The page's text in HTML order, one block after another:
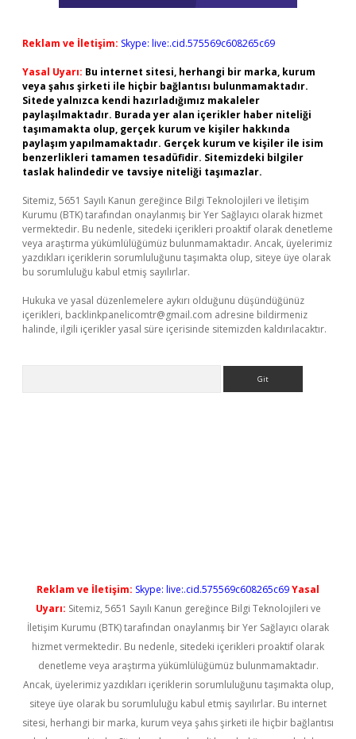
Reklam ve İletişim: Skype: live:.cid.575569c608265c69
Yasal Uyarı: Bu internet sitesi, herhangi bir marka, kurum
veya şahıs şirketi ile hiçbir bağlantısı bulunmamaktadır.
Sitede yalnızca kendi hazırladığımız makaleler
paylaşılmaktadır. Burada yer alan içerikler haber niteliği
taşımamakta olup, gerçek kurum ve kişiler hakkında
paylaşım yapılmamaktadır. Gerçek kurum ve kişiler ile isim
benzerlikleri tamamen tesadüfidir. Sitemizdeki bilgiler
taslak halindedir ve tavsiye niteliği taşımazlar.
Sitemiz, 5651 Sayılı Kanun gereğince Bilgi Teknolojileri ve İletişim
Kurumu (BTK) tarafından onaylanmış bir Yer Sağlayıcı olarak hizmet
vermektedir. Bu nedenle, sitedeki içerikleri proaktif olarak denetleme
veya araştırma yükümlülüğümüz bulunmamaktadır. Ancak, üyelerimiz
yazdıkları içeriklerin sorumluluğunu taşımakta olup, siteye üye olarak
bu sorumluluğu kabul etmiş sayılırlar.
Hukuka ve yasal düzenlemelere aykırı olduğunu düşündüğünüz
içerikleri, backlinkpanelicomtr@gmail.com adresine bildirmeniz
halinde, ilgili içerikler yasal süre içerisinde sitemizden kaldırılacaktır.
Reklam ve İletişim: Skype: live:.cid.575569c608265c69Yasal
Uyarı: Sitemiz, 5651 Sayılı Kanun gereğince Bilgi Teknolojileri ve
İletişim Kurumu (BTK) tarafından onaylanmış bir Yer Sağlayıcı olarak
hizmet vermektedir. Bu nedenle, sitedeki içerikleri proaktif olarak
denetleme veya araştırma yükümlülüğümüz bulunmamaktadır.
Ancak, üyelerimiz yazdıkları içeriklerin sorumluluğunu taşımakta olup,
siteye üye olarak bu sorumluluğu kabul etmiş sayılırlar. Bu internet
sitesi, herhangi bir marka, kurum veya şahıs şirketi ile hiçbir bağlantısı